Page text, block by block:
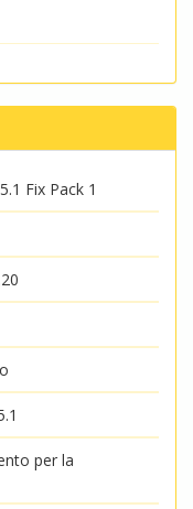
Fix Pack 1
per la